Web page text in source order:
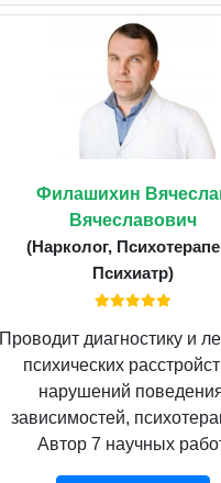
Филашихин
Вячеславович
(Нарколог,
Психиатр)
Проводит диагностику и
психических
нарушений
зависимостей,
Автор 7 научных